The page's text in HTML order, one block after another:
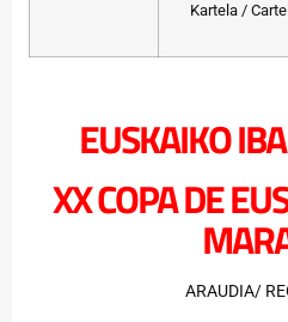
Kartela / Cartel
EUSKAIKO
XX COPA DE
ARAUDIA/